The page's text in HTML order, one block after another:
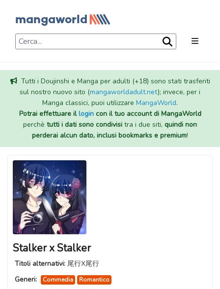
Tutti i Doujinshi e Manga per adulti (+18) sono stati trasferiti
sul nostro nuovo sito (mangaworldadult.net); invece, per i
Manga classici, puoi utilizzare MangaWorld.
Potrai effettuare illogincon il tuo account di MangaWorld
perchè tutti i dati sono condivisi tra i due siti, quindi non
perderai alcun dato, inclusi bookmarks e premium!
Stalker x Stalker
Titoli alternativi: 尾行X尾行
Generi:
Commedia Romantico